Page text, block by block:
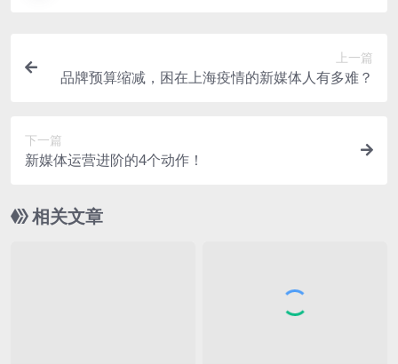
上一篇
品牌预算缩减，困在上海疫情的新媒体人有多难？
下一篇
新媒体运营进阶的4个动作！
相关文章